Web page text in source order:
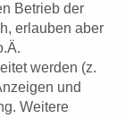
Betrieb der
erlauben aber
werden (z.
und
Weitere